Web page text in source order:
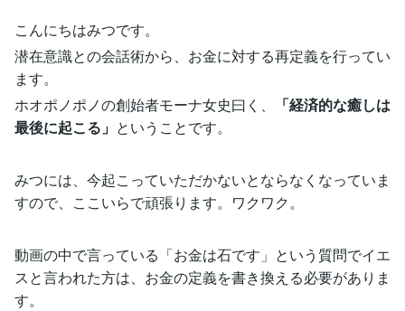
こんにちはみつです。
潜在意識との会話術から、お金に対する再定義を行ってい
ます。
ホオポノポノの創始者モーナ女史曰く、
「経済的な癒しは
最後に起こる」 ということです。
みつには、今起こっていただかないとならなくなっていま
すので、ここいらで頑張ります。ワクワク。
動画の中で言っている「お金は石です」という質問でイエ
スと言われた方は、お金の定義を書き換える必要がありま
す。